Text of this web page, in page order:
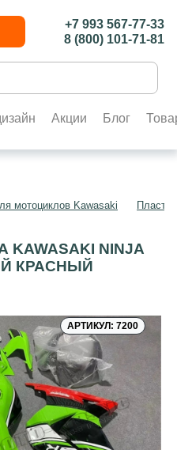
+7 993 567-77-33
8 (800) 101-71-81
Акции Блог
мотоциклов Kawasaki
NINJA
КРАСНЫЙ
АРТИКУЛ: 7200